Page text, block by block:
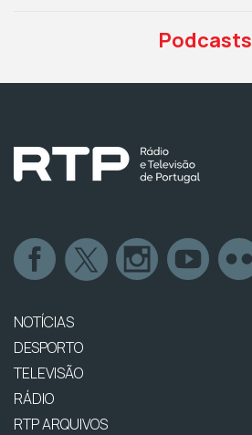
Podcasts
NOTÍCIAS
DESPORTO
TELEVISÃO
RÁDIO
RTP ARQUIVOS